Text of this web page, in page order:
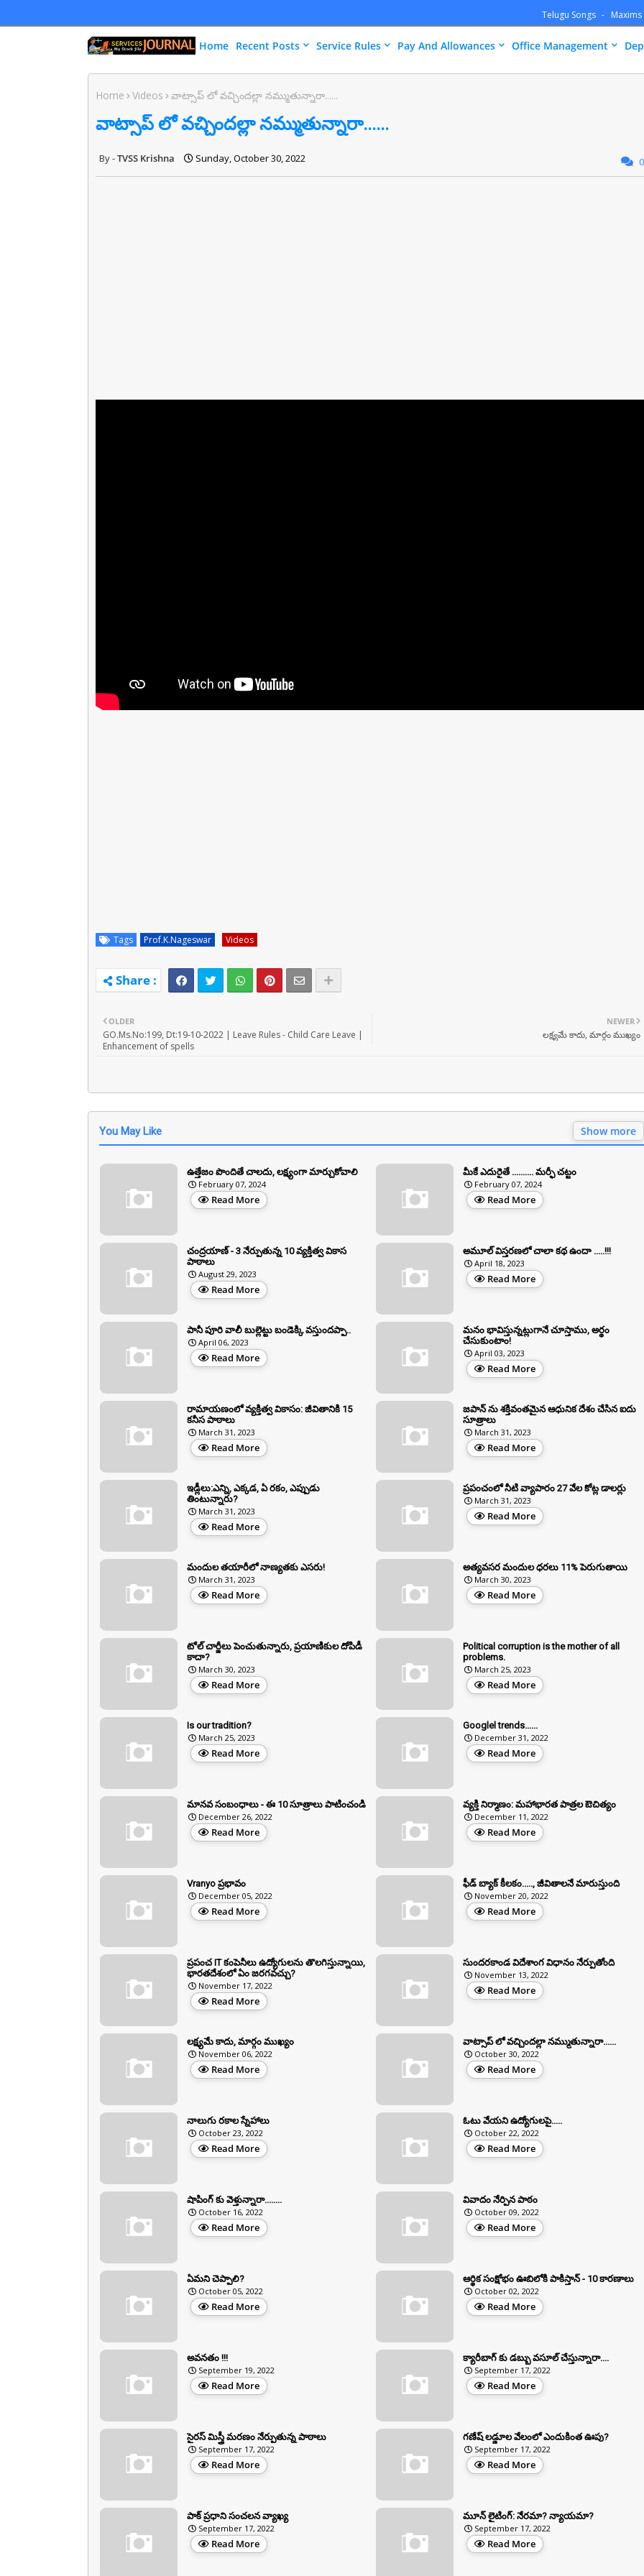
Telugu Songs Maxims
Home Recent Posts Service Rules Pay And Allowances Office Management
Home Videos వాట్సాప్ లో వచ్చిందల్లా నమ్ముతున్నారా......
వాట్సాప్ లో వచ్చిందల్లా నమ్ముతున్నారా......
TVSS Krishna Sunday, October 30, 2022 0
Tags Prof.K.Nageswar Videos
NEWER
లక్ష్యమే కాదు, మార్గం ముఖ్యం
OLDER
GO.Ms.No:199, Dt:19-10-2022 | Leave Rules - Child Care Leave |
Enhancement of spells
You May Like Show more
ఉత్తేజం పొందితే చాలదు, లక్ష్యంగా మార్చుకోవాలి
February 07, 2024
Read More
మీకే ఎదురైతే .......... మర్ఫీ చట్టం
February 07, 2024
Read More
చంద్రయాణ్ - 3 నేర్పుతున్న 10 వ్యక్తిత్వ వికాస
పాఠాలు
August 29, 2023
Read More
అమూల్ విస్తరణలో చాలా కథ ఉందా .....!!!
April 18, 2023
Read More
పానీ పూరి వాలీ బుల్లెట్టు బండెక్కి వస్తుందప్పా..
April 06, 2023
Read More
మనం భావిస్తున్నట్లుగానే చూస్తాము, అర్థం
చేసుకుంటాం!
April 03, 2023
Read More
రామాయణంలో వ్యక్తిత్వ వికాసం: జీవితానికి 15
కనీస పాఠాలు
March 31, 2023
Read More
జపాన్ ను శక్తివంతమైన ఆధునిక దేశం చేసిన ఐదు
సూత్రాలు
March 31, 2023
Read More
ఇడ్లీలు:ఎన్ని, ఎక్కడ, ఏ రకం, ఎప్పుడు
తింటున్నారు?
March 31, 2023
Read More
ప్రపంచంలో నీటి వ్యాపారం 27 వేల కోట్ల డాలర్లు
March 31, 2023
Read More
మందుల తయారీలో నాణ్యతకు ఎసరు!
March 31, 2023
Read More
అత్యవసర మందుల ధరలు 11% పెరుగుతాయి
March 30, 2023
Read More
టోల్ చార్జీలు పెంచుతున్నారు, ప్రయాణికుల దోపిడీ
కాదా?
March 30, 2023
Read More
Political corruption is the mother of all
problems.
March 25, 2023
Read More
Is our tradition?
March 25, 2023
Read More
Googlel trends......
December 31, 2022
Read More
మానవ సంబంధాలు - ఈ 10 సూత్రాలు పాటించండి
December 26, 2022
Read More
వ్యక్తి నిర్మాణం: మహాభారత పాత్రల ఔచిత్యం
December 11, 2022
Read More
Vranyo ప్రభావం
December 05, 2022
Read More
ఫీడ్ బ్యాక్ కీలకం....., జీవితాలనే మారుస్తుంది
November 20, 2022
Read More
ప్రపంచ IT కంపెనీలు ఉద్యోగులను తొలగిస్తున్నాయి,
భారతదేశంలో ఏం జరగవచ్చు?
November 17, 2022
Read More
సుందరకాండ విదేశాంగ విధానం నేర్పుతోంది
November 13, 2022
Read More
లక్ష్యమే కాదు, మార్గం ముఖ్యం
November 06, 2022
Read More
వాట్సాప్ లో వచ్చిందల్లా నమ్ముతున్నారా......
October 30, 2022
Read More
నాలుగు రకాల స్నేహాలు
October 23, 2022
Read More
ఓటు వేయని ఉద్యోగులపై.....
October 22, 2022
Read More
షాపింగ్ కు వెళ్తున్నారా........
October 16, 2022
Read More
వివాదం నేర్పిన పాఠం
October 09, 2022
Read More
ఏమని చెప్పాలి?
October 05, 2022
Read More
ఆర్థిక సంక్షోభం ఊబిలోకి పాకిస్తాన్ - 10 కారణాలు
October 02, 2022
Read More
అవనతం !!!
September 19, 2022
Read More
క్యారీబాగ్ కు డబ్బు వసూల్ చేస్తున్నారా....
September 17, 2022
Read More
సైరస్‌ మిస్త్రీ మరణం నేర్పుతున్న పాఠాలు
September 17, 2022
Read More
గణేష్ లడ్డూల వేలంలో ఎందుకింత ఊపు?
September 17, 2022
Read More
పాక్ ప్రధాని సంచలన వ్యాఖ్య
September 17, 2022
Read More
మూన్ లైటింగ్: నేరమా? న్యాయమా?
September 17, 2022
Read More